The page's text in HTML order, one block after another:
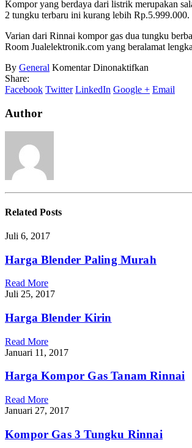
Kompor yang berdaya dari listrik merupakan
2 tungku terbaru ini kurang lebih Rp.5.999.000.
Varian dari Rinnai kompor gas dua tungku
Room Jualelektronik.com yang beralamat
By General Komentar Dinonaktifkan
Kompor
Share:
Facebook Twitter LinkedIn Google + Email
Author
RelatedPosts
Juli 6, 2017
Harga Blender Paling Murah
Read More
Juli 25, 2017
Harga Blender Kirin
Read More
Januari 11, 2017
Harga Kompor Gas Tanam Rinnai
Read More
Januari 27, 2017
Kompor Gas 3 Tungku Rinnai